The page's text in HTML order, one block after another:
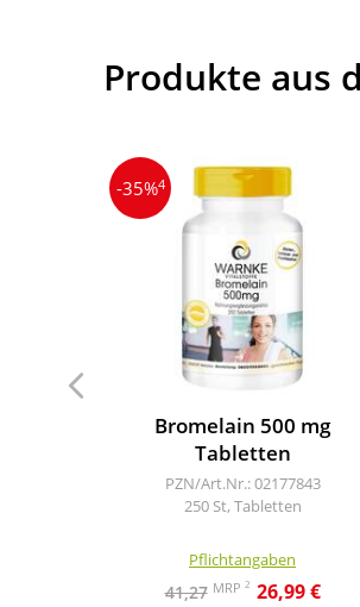
Produkte aus
-35%4
Bromelain 500 mg
Tabletten
PZN/Art.Nr.: 02177843
250 St, Tabletten
Pflichtangaben
41,27 MRP 2 26,99 €